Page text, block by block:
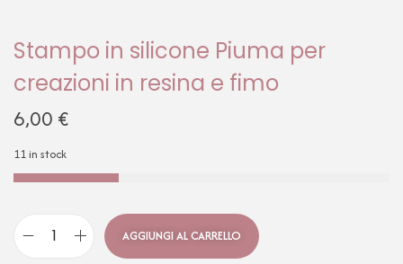
Stampo in silicone Piuma per
creazioni in resina e fimo
6,00 €
11 in stock
AGGIUNGI AL CARRELLO